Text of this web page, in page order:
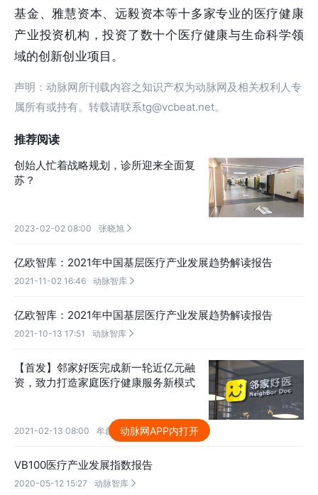
基金、雅慧资本、远毅资本等十多家专业的医疗健康
产业投资机构，投资了数十个医疗健康与生命科学领
域的创新创业项目。
声明：动脉网所刊载内容之知识产权为动脉网及相关权利人专
属所有或持有。转载请联系tg@vcbeat.net。
推荐阅读
创始人忙着战略规划，诊所迎来全面复
苏？
2023-02-02 08:00 张晓旭 
亿欧智库：2021年中国基层医疗产业发展趋势解读报告
2021-11-02 16:46 动脉智库 
亿欧智库：2021年中国基层医疗产业发展趋势解读报告
2021-10-13 17:51 动脉智库 
【首发】邻家好医完成新一轮近亿元融
资，致力打造家庭医疗健康服务新模式
2021-02-13 08:00 牟磊 
VB100医疗产业发展指数报告
2020-05-12 15:27 动脉智库 
动脉网APP内打开